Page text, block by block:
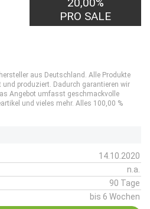
PRO SALE
aus Deutschland. Alle Produkte
produziert. Dadurch garantieren wir
Angebot umfasst geschmackvolle
und vieles mehr. Alles 100,00 %
14.10.2020
n.a.
90 Tage
bis 6 Wochen